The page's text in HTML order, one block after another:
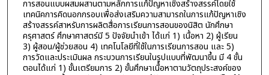
การสอนแบบผสมผสานตามหลักการแก้ปัญหาเชิงสร้างสรรค์โดยใช้
เทคนิคการคิดนอกกรอบเพื่อส่งเสริมความสามารถในการแก้ปัญหาเชิง
สร้างสรรค์สาหรับการผลิตสื่อการเรียนการสอนของนิสิต นักศึกษา
ครุศาสตร์ ศึกษาศาสตร์มี 5 ปัจจัยนำเข้า ได้แก่ 1) เนื้อหา 2) ผู้เรียน
3) ผู้สอน/ผู้ช่วยสอน 4) เทคโนโลยีที่ใช้ในการเรียนการสอน และ 5)
การวัดและประเมินผล กระบวนการเรียนในรูปแบบที่พัฒนาขึ้น มี 4 ขั้น
ตอนได้แก่ 1) ขั้นเตรียมการ 2) ขั้นศึกษาเนื้อหาตามวัตถุประสงค์ของ